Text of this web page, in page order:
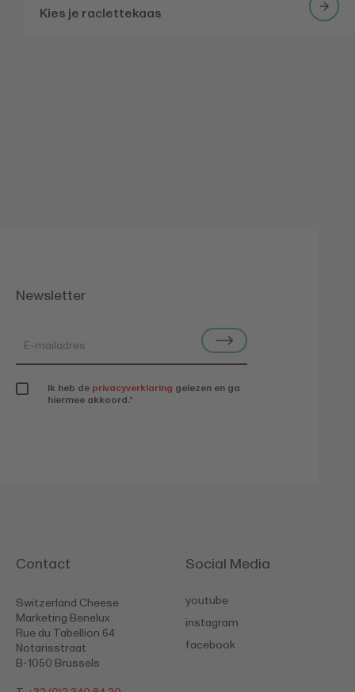
Kies je raclettekaas
Newsletter
Ik heb de privacyverklaring gelezen en ga
hiermee akkoord.*
Contact
Switzerland Cheese
Marketing Benelux
Rue du Tabellion 64
Notarisstraat
B-1050 Brussels
Social Media
youtube
instagram
facebook